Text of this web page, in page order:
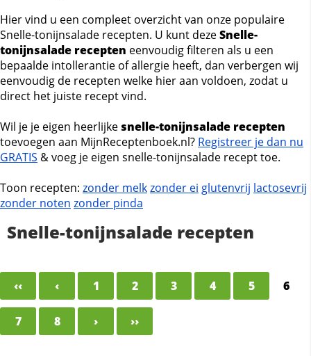
Hier vind u een compleet overzicht van onze populaire
Snelle-tonijnsalade recepten. U kunt dezeSnelle-
tonijnsalade recepten eenvoudig filteren als u een
bepaalde intollerantie of allergie heeft, dan verbergen wij
eenvoudig de recepten welke hier aan voldoen, zodat u
direct het juiste recept vind.
Wil je je eigen heerlijke snelle-tonijnsalade recepten
toevoegen aan MijnReceptenboek.nl? Registreer je dan nu
GRATIS & voeg je eigen snelle-tonijnsalade recept toe.
Toon recepten: zonder melkzonder ei glutenvrij lactosevrij
zonder noten zonder pinda
Snelle-tonijnsalade recepten
‹‹ ‹ 1 2 3 4 5 6
7 8 › ››